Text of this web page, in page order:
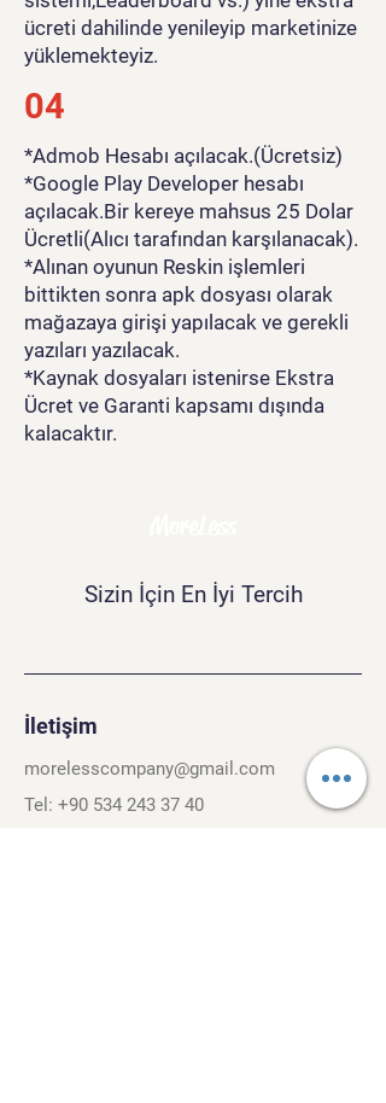
ücreti dahilinde yenileyip marketinize
yüklemekteyiz.
04
*Admob Hesabı açılacak.(Ücretsiz)
*Google Play Developer hesabı
açılacak.Bir kereye mahsus 25 Dolar
Ücretli(Alıcı tarafından karşılanacak).
*Alınan oyunun Reskin işlemleri
bittikten sonra apk dosyası olarak
mağazaya girişi yapılacak ve gerekli
yazıları yazılacak.
*Kaynak dosyaları istenirse Ekstra
Ücret ve Garanti kapsamı dışında
kalacaktır.
Sizin İçin En İyi Tercih
İletişim
morelesscompany@gmail.com
Tel: +90 534 243 37 40